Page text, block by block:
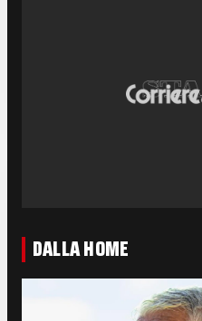
DALLA HOME